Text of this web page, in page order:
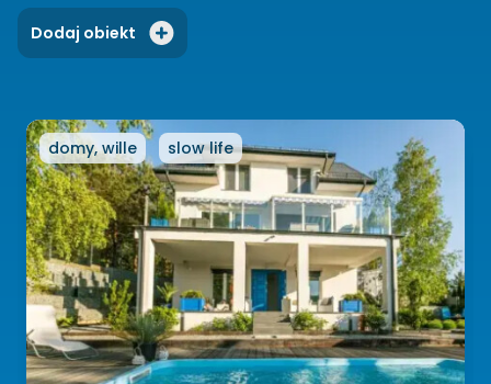
Dodaj obiekt
domy, wille slow life